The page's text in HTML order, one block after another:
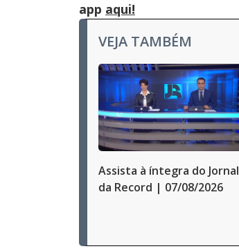
app aqui!
VEJA TAMBÉM
Assista à íntegra do Jornal
da Record | 07/08/2026